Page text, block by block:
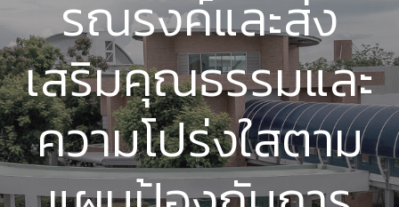
รณรงค์และส่ง
เสริมคุณธรรมและ
ความโปร่งใสตาม